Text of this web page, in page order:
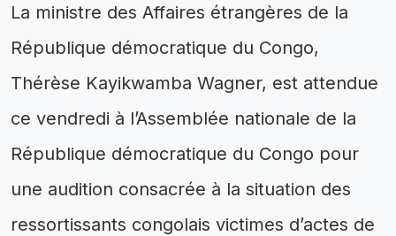
La ministre des Affaires étrangères de la
République démocratique du Congo,
Thérèse Kayikwamba Wagner, est attendue
ce vendredi à l’Assemblée nationale de la
République démocratique du Congo pour
une audition consacrée à la situation des
ressortissants congolais victimes d’actes de